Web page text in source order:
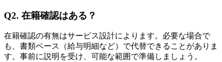
Q2. 在籍確認はある？
在籍確認の有無はサービス設計によります。必要な場合で
も、書類ベース（給与明細など）で代替できることがありま
す。事前に説明を受け、可能な範囲で準備しましょう。